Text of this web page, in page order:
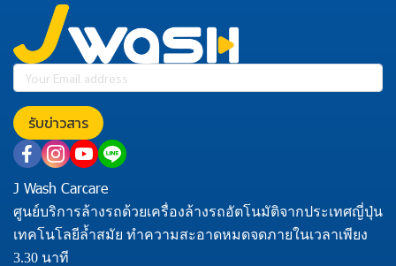
รับข่าวสาร
J Wash Carcare
ศูนย์บริการล้างรถด้วยเครื่องล้างรถอัตโนมัติจากประเทศญี่ปุ่น
เทคโนโลยีล้ำสมัย ทำความสะอาดหมดจดภายในเวลาเพียง
3.30 นาที